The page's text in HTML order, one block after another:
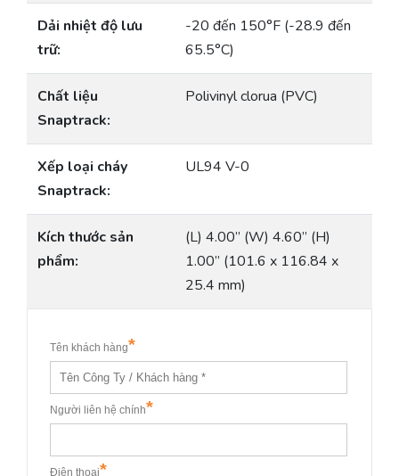
Dải nhiệt độ lưu
trữ:
-20 đến 150°F (-28.9 đến
65.5°C)
Chất liệu
Snaptrack:
Polivinyl clorua (PVC)
Xếp loại cháy
Snaptrack:
UL94 V-0
Kích thước sản
phẩm:
(L) 4.00” (W) 4.60” (H)
1.00” (101.6 x 116.84 x
25.4 mm)